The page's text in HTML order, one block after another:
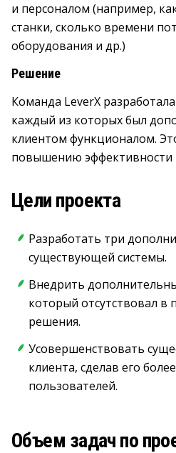
и персоналом (например,
станки, сколько времени
оборудования и др.)
Решение
Команда LeverX
каждый из которых был
клиентом функционалом.
повышению эффективности
Цели проекта
Разработать три
существующей системы.
Внедрить
который отсутствовал
решения.
Усовершенствовать
клиента, сделав его
пользователей.
Объем задач по